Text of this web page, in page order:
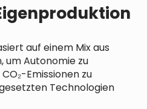
auf einem Mix aus
um Autonomie zu
Emissionen zu
Technologien